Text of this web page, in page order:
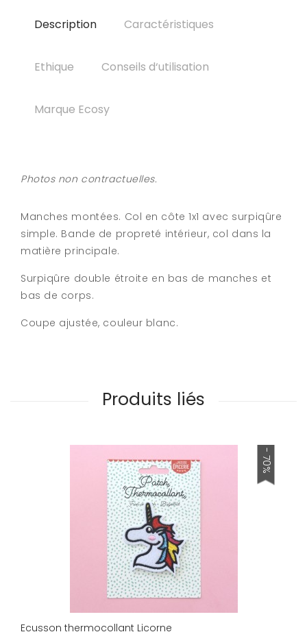
Description Caractéristiques
Ethique Conseils d‘utilisation
Marque Ecosy
Photos non contractuelles.
Manches montées. Col en côte 1x1 avec surpiqûre
simple. Bande de propreté intérieur, col dans la
matière principale.
Surpiqûre double étroite en bas de manches et
bas de corps.
Coupe ajustée, couleur blanc.
Produits liés
- 70%
Ecusson thermocollant Licorne